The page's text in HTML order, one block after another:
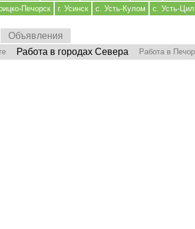
Печорск г. Усинск с. Усть-Кулом с. Усть-
Объявления
Работа в городах Севера Работа в